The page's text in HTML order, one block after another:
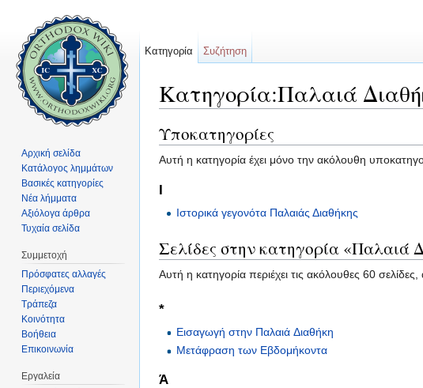
Κατηγορία:Παλαιά
Υποκατηγορίες
Αυτή η κατηγορία έχει μόνο την ακόλουθη
Ιστορικά γεγονότα Παλαιάς Διαθήκης
Σελίδες στην κατηγορία «Παλαιά
Αυτή η κατηγορία περιέχει τις ακόλουθες 60
*
Εισαγωγή στην Παλαιά Διαθήκη
Μετάφραση των Εβδομήκοντα
Ά
Κατηγορία Συζήτηση
Αρχική σελίδα
Κατάλογος λημμάτων
Βασικές κατηγορίες
Νέα λήμματα
Αξιόλογα άρθρα
Τυχαία σελίδα
Συμμετοχή
Πρόσφατες αλλαγές
Περιεχόμενα
Τράπεζα
Κοινότητα
Βοήθεια
Επικοινωνία
Εργαλεία